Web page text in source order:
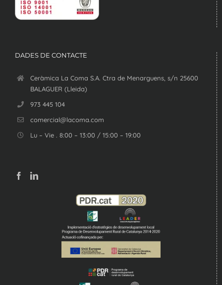
DADES DE CONTACTE
Ceràmica La Coma S.A. Ctra de Menarguens, s/n 25600
BALAGUER (Lleida)
973 445 104
comercial@lacoma.com
Lu – Vie . 8:00 – 13:00 / 15:00 – 19:00